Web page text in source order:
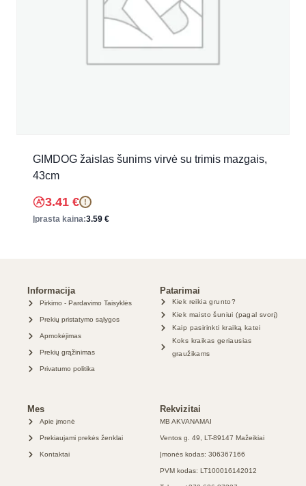
GIMDOG žaislas šunims virvė su trimis mazgais,
43cm
3.41 € !
Įprasta kaina:3.59 €
Informacija
Pirkimo - Pardavimo Taisyklės
Prekių pristatymo sąlygos
Apmokėjimas
Prekių grąžinimas
Privatumo politika
Patarimai
Kiek reikia grunto?
Kiek maisto šuniui (pagal svorį)
Kaip pasirinkti kraiką katei
Koks kraikas geriausias
graužikams
Mes
Apie įmonė
Prekiaujami prekės ženklai
Kontaktai
Rekvizitai
MB AKVANAMAI
Ventos g. 49, LT-89147 Mažeikiai
Įmonės kodas: 306367166
PVM kodas: LT100016142012